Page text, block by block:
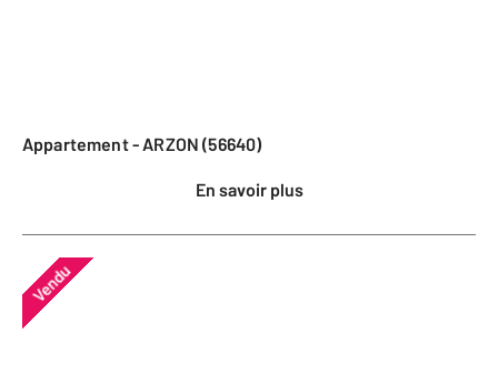
Appartement - ARZON (56640)
En savoir plus
Vendu